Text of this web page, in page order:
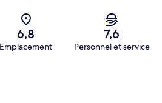
6,8
Emplacement
7,6
Personnel et service